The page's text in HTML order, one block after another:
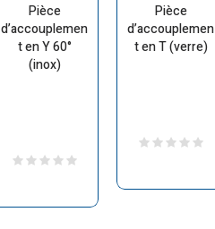
Pièce
d’accouplemen
t en Y 60°
(inox)
Pièce
d’accouplemen
t en T (verre)